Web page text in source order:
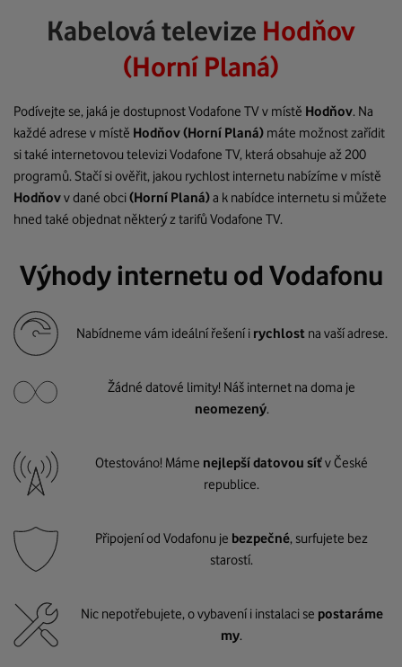
Kabelová televize Hodňov
(Horní Planá)
Podívejte se, jaká je dostupnost Vodafone TV v místě Hodňov. Na
každé adrese v místě Hodňov(Horní Planá) máte možnost zařídit
si také internetovou televizi Vodafone TV, která obsahuje až 200
programů. Stačí si ověřit, jakou rychlost internetu nabízíme v místě
Hodňovv dané obci(Horní Planá)a k nabídce internetu si můžete
hned také objednat některý z tarifů Vodafone TV.
Výhody internetu od Vodafonu
Nabídneme vám ideální řešení i rychlost na vaší adrese.
Žádné datové limity! Náš internet na doma je
neomezený.
Otestováno! Máme nejlepší datovou síťv České
republice.
Připojení od Vodafonu je bezpečné, surfujete bez
starostí.
Nic nepotřebujete, o vybavení i instalaci se postaráme
my.